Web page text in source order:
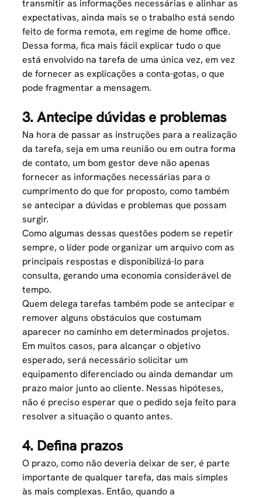
transmitir as informações necessárias e alinhar as
expectativas, ainda mais se o trabalho está sendo
feito de forma remota, em regime de home office.
Dessa forma, fica mais fácil explicar tudo o que
está envolvido na tarefa de uma única vez, em vez
de fornecer as explicações a conta-gotas, o que
pode fragmentar a mensagem.
3. Antecipe dúvidas e problemas
Na hora de passar as instruções para a realização
da tarefa, seja em uma reunião ou em outra forma
de contato, um bom gestor deve não apenas
fornecer as informações necessárias para o
cumprimento do que for proposto, como também
se antecipar a dúvidas e problemas que possam
surgir.
Como algumas dessas questões podem se repetir
sempre, o líder pode organizar um arquivo com as
principais respostas e disponibilizá-lo para
consulta, gerando uma economia considerável de
tempo.
Quem delega tarefas também pode se antecipar e
remover alguns obstáculos que costumam
aparecer no caminho em determinados projetos.
Em muitos casos, para alcançar o objetivo
esperado, será necessário solicitar um
equipamento diferenciado ou ainda demandar um
prazo maior junto ao cliente. Nessas hipóteses,
não é preciso esperar que o pedido seja feito para
resolver a situação o quanto antes.
4. Defina prazos
O prazo, como não deveria deixar de ser, é parte
importante de qualquer tarefa, das mais simples
às mais complexas. Então, quando a